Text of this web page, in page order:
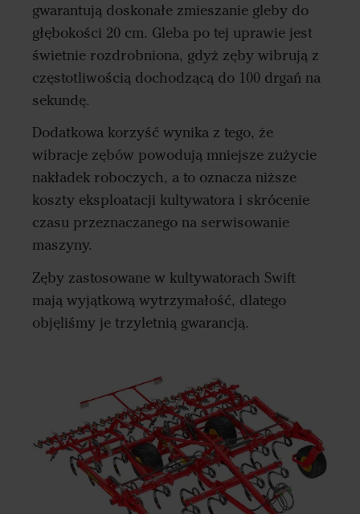
gwarantują doskonałe zmieszanie gleby do
głębokości 20 cm. Gleba po tej uprawie jest
świetnie rozdrobniona, gdyż zęby wibrują z
częstotliwością dochodzącą do 100 drgań na
sekundę.
Dodatkowa korzyść wynika z tego, że
wibracje zębów powodują mniejsze zużycie
nakładek roboczych, a to oznacza niższe
koszty eksploatacji kultywatora i skrócenie
czasu przeznaczanego na serwisowanie
maszyny.
Zęby zastosowane w kultywatorach Swift
mają wyjątkową wytrzymałość, dlatego
objęliśmy je trzyletnią gwarancją.